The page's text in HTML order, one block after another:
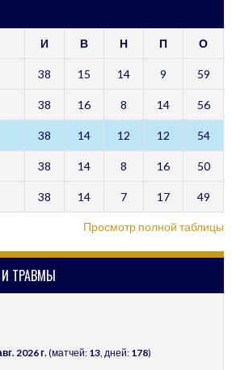
И В Н П О
38 15 14 9 59
38 16 8 14 56
38 14 12 12 54
38 14 8 16 50
38 14 7 17 49
Просмотр полной таблицы
ТРАВМЫ
2026 г.(матчей: 13, дней: 178)